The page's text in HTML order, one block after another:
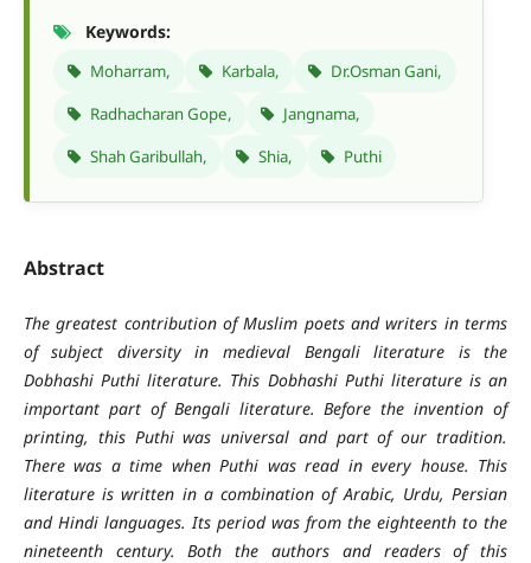
Keywords:
Moharram, Karbala,
Dr.Osman Gani,
Radhacharan Gope,
Jangnama,
Shah Garibullah,
Shia, Puthi
Abstract
The greatest contribution of Muslim poets and writers in terms
of subject diversity in medieval Bengali literature is the
Dobhashi Puthi literature. This Dobhashi Puthi literature is an
important part of Bengali literature. Before the invention of
printing, this Puthi was universal and part of our tradition.
There was a time when Puthi was read in every house. This
literature is written in a combination of Arabic, Urdu, Persian
and Hindi languages. Its period was from the eighteenth to the
nineteenth century. Both the authors and readers of this